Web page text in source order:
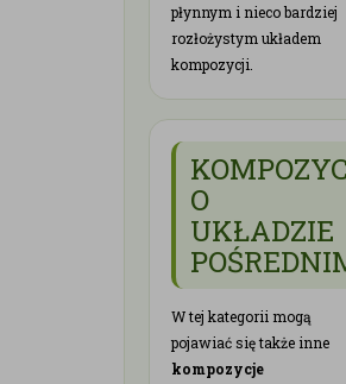
płynnym i nieco bardziej
rozłożystym układem
kompozycji.
O
UKŁADZIE
W tej kategorii mogą
pojawiać się także inne
kompozycje